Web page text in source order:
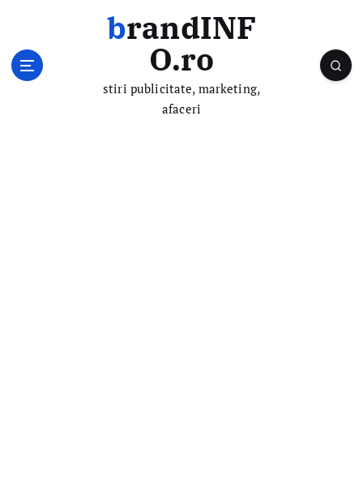
brandINF
O.ro
stiri publicitate, marketing,
afaceri